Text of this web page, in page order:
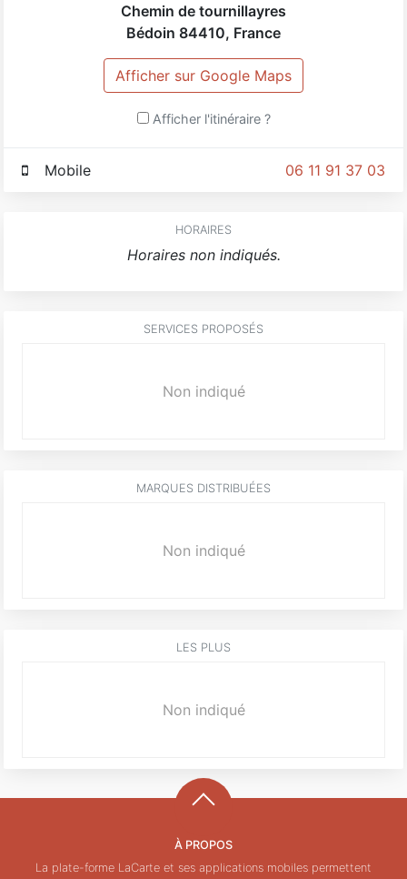
Chemin de tournillayres
Bédoin 84410, France
Afficher sur Google Maps
Afficher l'itinéraire ?
06 11 91 37 03
Mobile
HORAIRES
Horaires non indiqués.
SERVICES PROPOSÉS
Non indiqué
MARQUES DISTRIBUÉES
Non indiqué
LES PLUS
Non indiqué
À PROPOS
La plate-forme LaCarte et ses applications mobiles permettent